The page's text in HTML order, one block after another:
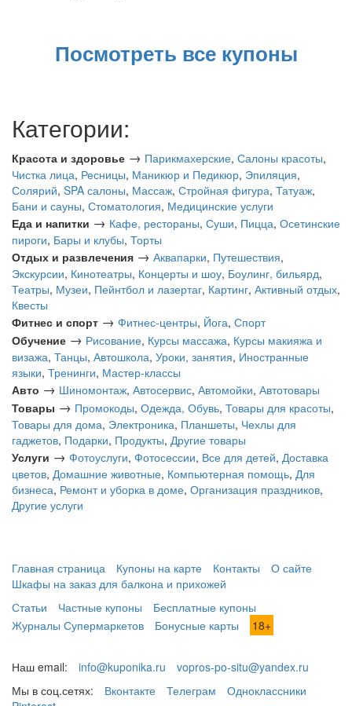
Посмотреть все купоны
Категории:
Красота и здоровье → Парикмахерские, Салоны красоты,
Чистка лица, Ресницы, Маникюр и Педикюр, Эпиляция,
Солярий, SPA салоны, Массаж, Стройная фигура, Татуаж,
Бани и сауны, Стоматология, Медицинские услуги
Еда и напитки → Кафе, рестораны, Суши, Пицца, Осетинские
пироги, Бары и клубы, Торты
Отдых и развлечения → Аквапарки, Путешествия,
Экскурсии, Кинотеатры, Концерты и шоу, Боулинг, бильярд,
Театры, Музеи, Пейнтбол и лазертаг, Картинг, Активный отдых,
Квесты
Фитнес и спорт → Фитнес-центры, Йога, Спорт
Обучение → Рисование, Курсы массажа, Курсы макияжа и
визажа, Танцы, Автошкола, Уроки, занятия, Иностранные
языки, Тренинги, Мастер-классы
Авто → Шиномонтаж, Автосервис, Автомойки, Автотовары
Товары → Промокоды, Одежда, Обувь, Товары для красоты,
Товары для дома, Электроника, Планшеты, Чехлы для
гаджетов, Подарки, Продукты, Другие товары
Услуги → Фотоуслуги, Фотосессии, Все для детей, Доставка
цветов, Домашние животные, Компьютерная помощь, Для
бизнеса, Ремонт и уборка в доме, Организация праздников,
Другие услуги
Главная страница Купоны на карте Контакты
О сайте
Шкафы на заказ для балкона и прихожей
Статьи
Частные купоны
Бесплатные купоны
Журналы Супермаркетов
Бонусные карты 18+
Наш email: info@kuponika.ru
vopros-po-situ@yandex.ru
Мы в соц.сетях:
Вконтакте Телеграм
Одноклассники